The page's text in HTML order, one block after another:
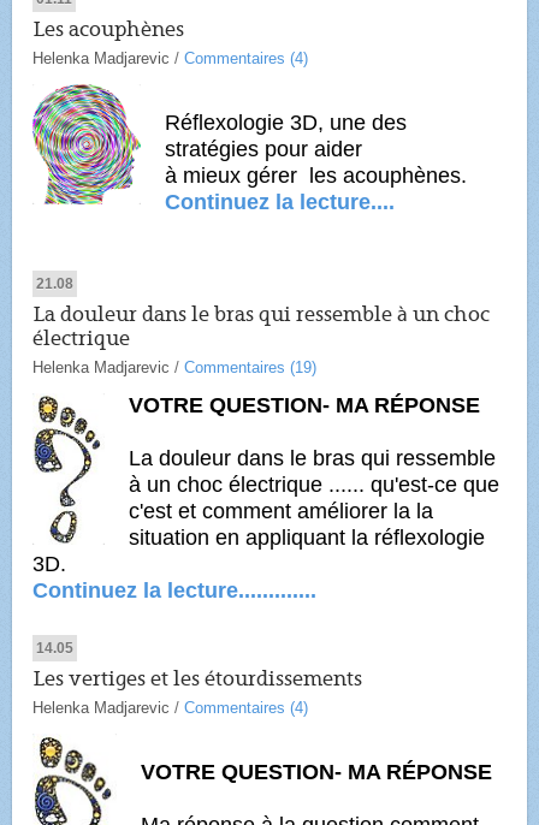
Les acouphènes
Helenka Madjarevic /Commentaires (4)
Réflexologie 3D, une des
stratégies pour aider
à mieux gérer
les acouphènes.
Continuez la lecture....
21.08
La douleur dans le bras qui ressemble à un choc
électrique
Helenka Madjarevic /Commentaires (19)
VOTRE QUESTION- MA RÉPONSE
La douleur dans le bras qui ressemble
à un choc électrique ...... qu'est-ce que
c'est et comment améliorer la la
situation en appliquant la réflexologie
3D.
Continuez la lecture.............
14.05
Les vertiges et les étourdissements
Helenka Madjarevic /Commentaires (4)
VOTRE QUESTION- MA RÉPONSE